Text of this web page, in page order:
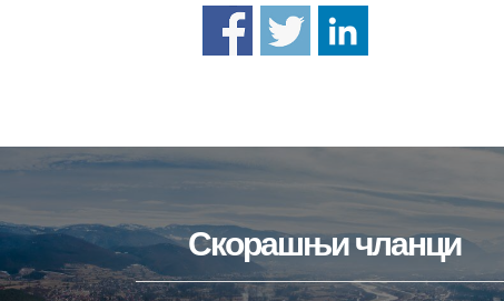
Скорашњи чланци